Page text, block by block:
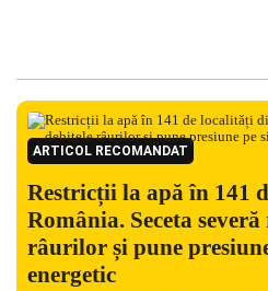
ARTICOL RECOMANDAT
Restricții la apă în 141
România. Seceta
râurilor și pune
energetic